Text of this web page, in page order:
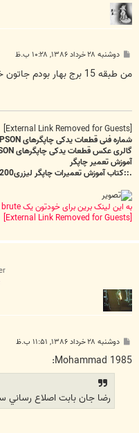
ت
دوشنبه ۲۸ خرداد ۱۳۸۶, ۱۰:۲۸ ب.ظ
من طبقه 15 برج بهار بودم جاتون خالي بد جور پاپيون کردم........
[External Link Removed for Guests]
شماره فنی قطعات یدکی چاپگرهای HP,EPSON
گالری عکس قطعات یدکی چاپگرهای HP,EPSON
آموزش تعمیر چاپگر
.::کتاب آموزش تعمیرات چاپگر لیزریHP1200::.
به این لینک برین برای خودتون یک brute بسازین
[External Link Removed for Guests]
ت
دوشنبه ۲۸ خرداد ۱۳۸۶, ۱۱:۵۱ ب.ظ
Mohammad 1985:
رضا جان بابت اصلاع رساني